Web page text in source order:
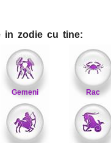
in zodie cu tine:
Gemeni Rac